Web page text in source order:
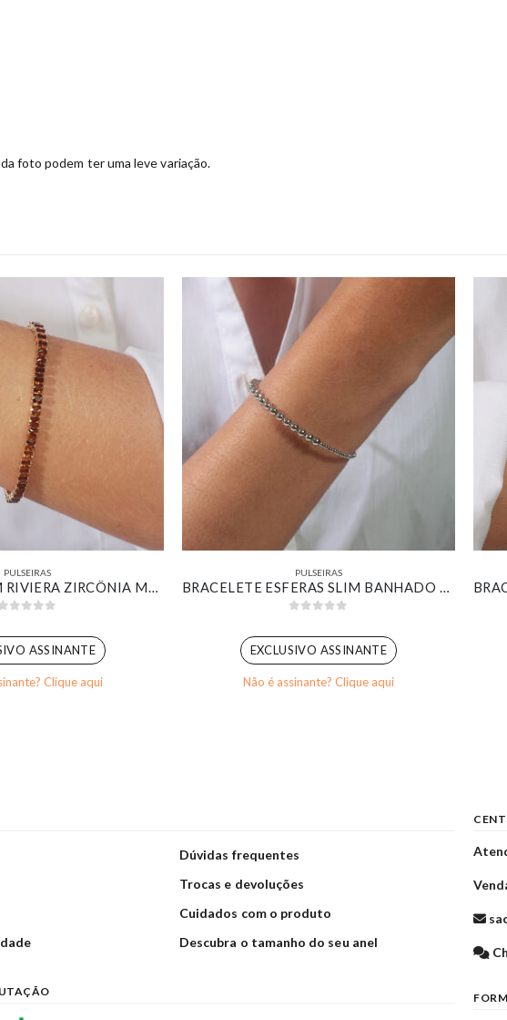
foto podem ter uma leve variação.
PULSEIRAS
PULSEIRA 17 CM RIVIERA ZIRCÔNIA MARROM BANHADO EM OURO 18K
ASSINANTE
Clique aqui
PULSEIRAS
BRACELETE ESFERAS SLIM BANHADO EM OURO BRANCO
EXCLUSIVO ASSINANTE
Não é assinante? Clique aqui
Dúvidas frequentes
Trocas e devoluções
Cuidados com o produto
Descubra o tamanho do seu anel